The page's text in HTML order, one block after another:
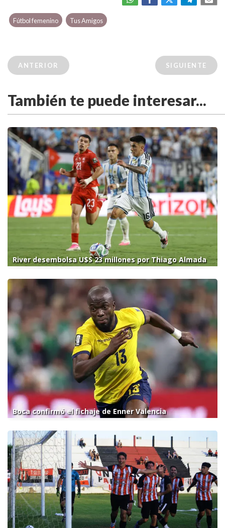
Fútbol femenino Tus Amigos
ANTERIOR SIGUIENTE
También te puede interesar...
River desembolsa U$S 23 millones por Thiago Almada
Boca confirmó el fichaje de Enner Valencia